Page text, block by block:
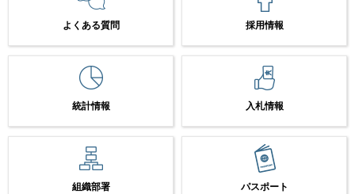
よくある質問 採用情報
統計情報 入札情報
組織部署 パスポート